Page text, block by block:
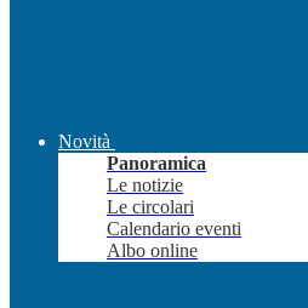
Novità
Panoramica
Le notizie
Le circolari
Calendario eventi
Albo online